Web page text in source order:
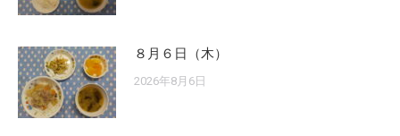
８月６日（木）
2026年8月6日